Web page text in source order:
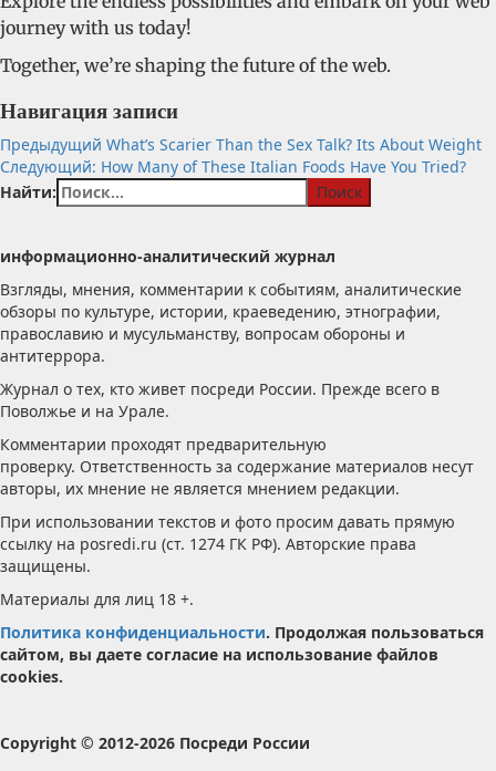
journey with us today!
Together, we’re shaping the future of the web.
Навигация записи
Предыдущий What’s Scarier Than the Sex Talk? Its About Weight
Следующий: How Many of These Italian Foods Have You Tried?
Найти:
информационно-аналитический журнал
Взгляды, мнения, комментарии к событиям, аналитические
обзоры по культуре, истории, краеведению, этнографии,
православию и мусульманству, вопросам обороны и
антитеррора.
Журнал о тех, кто живет посреди России. Прежде всего в
Поволжье и на Урале.
Комментарии проходят предварительную
проверку. Ответственность за содержание материалов несут
авторы, их мнение не является мнением редакции.
При использовании текстов и фото просим давать прямую
ссылку на posredi.ru (ст. 1274 ГК РФ). Авторские права
защищены.
Материалы для лиц 18 +.
Политика конфиденциальности. Продолжая пользоваться
сайтом, вы даете согласие на использование файлов
cookies.
Copyright © 2012-2026 Посреди России